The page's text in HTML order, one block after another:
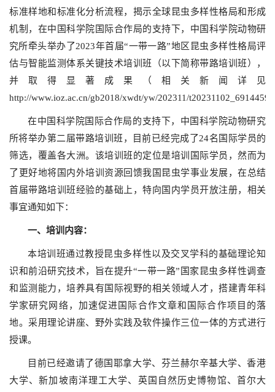
标准样地和标准化分析流程，揭示全球昆虫多样性格局和形成
机制，在中国科学院国际合作局的支持下，中国科学院动物研
究所牵头举办了2023年首届“一带一路”地区昆虫多样性格局评
估与智能监测体系关键技术培训班（以下简称带路培训班），
并取得显著成果（相关新闻详见
http://www.ioz.ac.cn/gb2018/xwdt/yw/202311/
在中国科学院国际合作局的支持下，中国科学院动物研究
所将举办第二届带路培训班，目前已经完成了24名国际学员的
筛选，覆盖各大洲。该培训班的定位是培训国际学员，然而为
了更好地将国内外培训资源回馈我国昆虫学事业发展，在总结
首届带路培训班经验的基础上，特向国内学员开放注册，相关
事宜通知如下：
一、 培训内容：
本培训班通过教授昆虫多样性以及交叉学科的基础理论知
识和前沿研究技术，旨在提升“一带一路”国家昆虫多样性调查
和监测能力，培养具有国际视野的相关领域人才，搭建青年科
学家研究网络，加速促进国际合作文章和国际合作项目的落
地。采用理论讲座、野外实践及软件操作三位一体的方式进行
授课。
目前已经邀请了德国耶拿大学、芬兰赫尔辛基大学、香港
大学、新加坡南洋理工大学、英国自然历史博物馆、首尔大